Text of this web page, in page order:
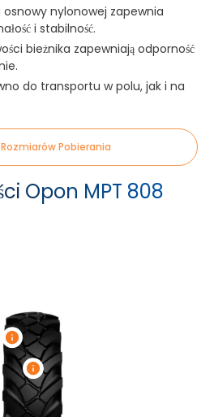
nylonowej zapewnia
i stabilność.
bieżnika zapewniają odporność
do transportu w polu, jak i na
Pobierania
Opon MPT 808